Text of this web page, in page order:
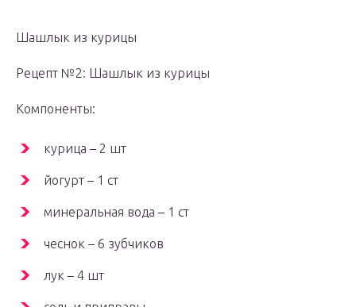
Шашлык из курицы
Рецепт №2: Шашлык из курицы
Компоненты:
курица – 2 шт
йогурт – 1 ст
минеральная вода – 1 ст
чеснок – 6 зубчиков
лук – 4 шт